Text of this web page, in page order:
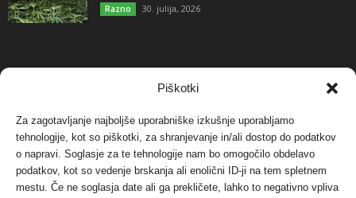
Piškotki
Za zagotavljanje najboljše uporabniške izkušnje uporabljamo
tehnologije, kot so piškotki, za shranjevanje in/ali dostop do podatkov
o napravi. Soglasje za te tehnologije nam bo omogočilo obdelavo
podatkov, kot so vedenje brskanja ali enolični ID-ji na tem spletnem
mestu. Če ne soglasja date ali ga prekličete, lahko to negativno vpliva
Razno 30. julija, 2026
NAJBOLJ KOMENTIRANO
Protest proti vetrnim elektrarnam na Ojstrici, v
svetu pa vedno bolj...
Dogodki 12. maja, 2017